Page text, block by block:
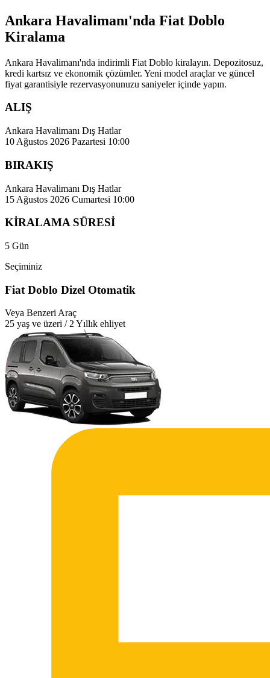
Ankara Havalimanı'nda Fiat Doblo
Kiralama
Ankara Havalimanı'nda indirimli Fiat Doblo kiralayın. Depozitosuz,
kredi kartsız ve ekonomik çözümler. Yeni model araçlar ve güncel
fiyat garantisiyle rezervasyonunuzu saniyeler içinde yapın.
ALIŞ
Ankara Havalimanı Dış Hatlar
10 Ağustos 2026 Pazartesi 10:00
BIRAKIŞ
Ankara Havalimanı Dış Hatlar
15 Ağustos 2026 Cumartesi 10:00
KİRALAMA SÜRESİ
5 Gün
Seçiminiz
Fiat Doblo Dizel Otomatik
Veya Benzeri Araç
25 yaş ve üzeri / 2 Yıllık ehliyet